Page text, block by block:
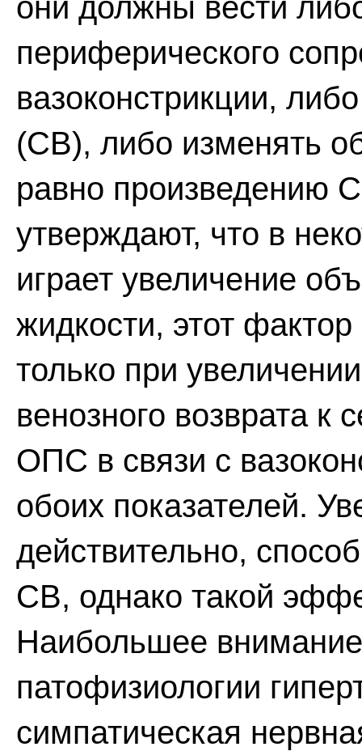
они должны вести
периферического
вазоконстрикции,
(СВ), либо изменять
равно произведению
утверждают, что в
играет увеличение
жидкости, этот
только при
венозного возврата
ОПС в связи с
обоих показателей.
действительно,
СВ, однако такой
Наибольшее
патофизиологии
симпатическая